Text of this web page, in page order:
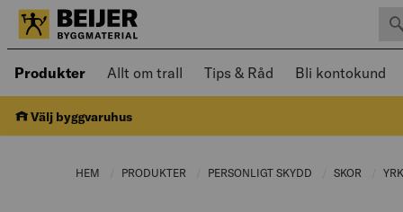
Produkter Öppnad meny kan navigeras med
Allt om trall Tips & Råd Bli kontokund
Välj byggvaruhus
HEM PRODUKTER CURRENT PAGE:
PERSONLIGT SKYDD CURRENT PAGE:
SKOR